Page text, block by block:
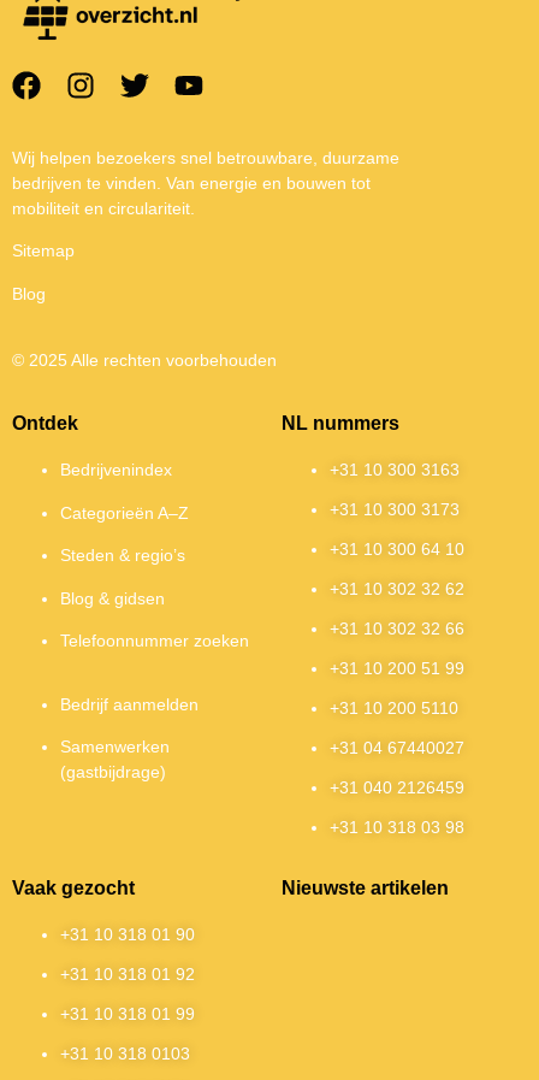
Wij helpen bezoekers snel betrouwbare, duurzame
bedrijven te vinden. Van energie en bouwen tot
mobiliteit en circulariteit.
Sitemap
Blog
© 2025 Alle rechten voorbehouden
Ontdek
Bedrijvenindex
Categorieën A–Z
Steden & regio’s
Blog & gidsen
Telefoonnummer zoeken
Bedrijf aanmelden
Samenwerken
(gastbijdrage)
NL nummers
+31 10 300 3163
+31 10 300 3173
+31 10 300 64 10
+31 10 302 32 62
+31 10 302 32 66
+31 10 200 51 99
+31 10 200 5110
+31 04 67440027
+31 040 2126459
+31 10 318 03 98
Vaak gezocht
+31 10 318 01 90
+31 10 318 01 92
+31 10 318 01 99
+31 10 318 0103
Nieuwste artikelen